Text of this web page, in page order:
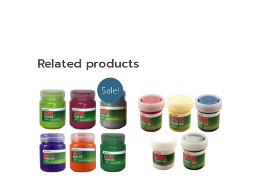
Related products
Sale!